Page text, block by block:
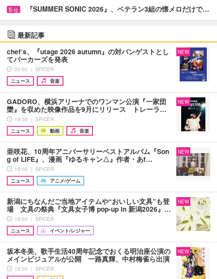
5 位 『SUMMER SONIC 2026』、ベテラン3組の懐メロだけで…
最新記事
chef’s、『utage 2026 autumn』の対バンゲストとし
てパーカーズを発表
20:00 ｜ SPICER
ニュース
音楽
NEW
GADORO、横浜アリーナでのワンマン公演『一家団
欒』を収めた映像作品を9月にリリース トレーラ…
19:00 ｜ SPICER
ニュース
動画 音楽
NEW
亜咲花、10周年アニバーサリーベストアルバム『Son
g of LIFE』、漫画『ゆるキャン△』作者・あf…
19:00 ｜ SPICER
ニュース
アニメ/ゲーム
NEW
新潟にちなんだご当地アイテムや“おいしい文具”も登
場 文具の祭典『文具女子博 pop-up in 新潟2026』…
19:00 ｜ SPICER
ニュース
イベント/レジャー
NEW
坂本冬美、歌手生活40周年記念でおくる明治座公演の
メインビジュアルが公開 一路真輝、中村梅雀ら出演
18:00 ｜ SPICER
NEW